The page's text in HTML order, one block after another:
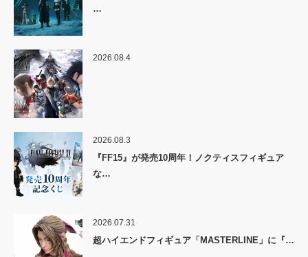
…
2026.08.4
2026.08.3
『FF15』が発売10周年！ノクティスフィギュア
な…
2026.07.31
超ハイエンドフィギュア「MASTERLINE」に『…